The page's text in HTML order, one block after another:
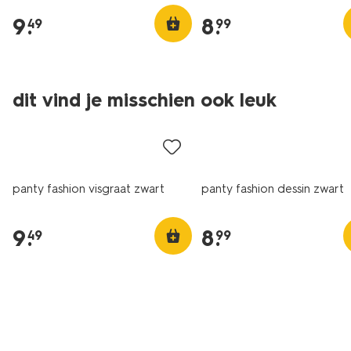
9.
49 8.
99
dit vind je misschien ook leuk
panty fashion visgraat zwart
9.
49
panty fashion dessin zwart
8.
99